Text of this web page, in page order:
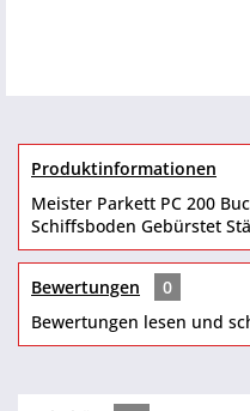
Produktinformationen
Meister Parkett PC 200
Schiffsboden Gebürstet
Bewertungen
0
Bewertungen lesen und